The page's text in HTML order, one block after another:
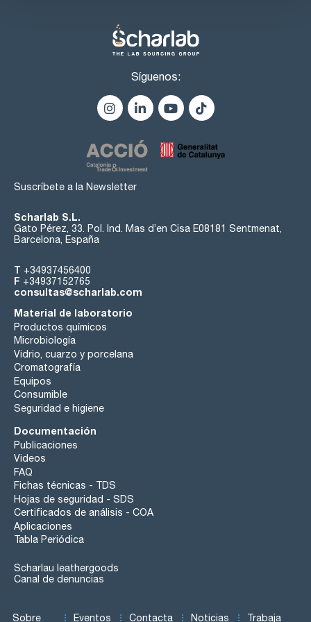
Síguenos:
Suscríbete a la Newsletter
Scharlab S.L.
Gato Pérez, 33. Pol. Ind. Mas d’en Cisa E08181 Sentmenat,
Barcelona, España
T +34937456400
F +34937152765
consultas@scharlab.com
Material de laboratorio
Productos químicos
Microbiología
Vidrio, cuarzo y porcelana
Cromatografía
Equipos
Consumible
Seguridad e higiene
Documentación
Publicaciones
Videos
FAQ
Fichas técnicas - TDS
Hojas de seguridad - SDS
Certificados de análisis - COA
Aplicaciones
Tabla Periódica
Scharlau leathergoods
Canal de denuncias
Sobre Eventos Contacta Noticias Trabaja